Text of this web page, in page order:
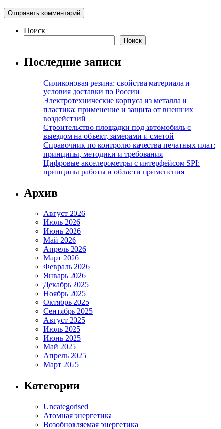
Поиск
Поиск
Последние записи
Силиконовая резина: свойства материала и
условия доставки по России
Электротехнические корпуса из металла и
пластика: применение и защита от внешних
воздействий
Строительство площадки под автомобиль с
выездом на объект, замерами и сметой
Справочник по контролю качества печатных плат:
принципы, методики и требования
Цифровые акселерометры с интерфейсом SPI:
принципы работы и области применения
Архив
Август 2026
Июль 2026
Июнь 2026
Май 2026
Апрель 2026
Март 2026
Февраль 2026
Январь 2026
Декабрь 2025
Ноябрь 2025
Октябрь 2025
Сентябрь 2025
Август 2025
Июль 2025
Июнь 2025
Май 2025
Апрель 2025
Март 2025
Категории
Uncategorised
Атомная энергетика
Возобновляемая энергетика